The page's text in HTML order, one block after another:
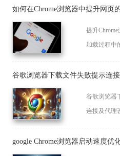
如何在Chrome浏览器中提升网页
提升
加载过程中
谷歌浏览器下载文件失败提示连
谷歌浏览器
连接及代理
google Chrome浏览器启动速度优